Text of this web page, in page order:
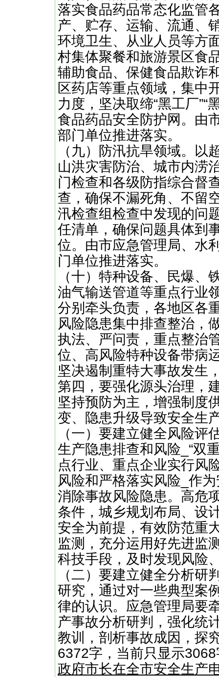
落实食品药品常态化监管
产、贮存、运输、流通、
环境卫生、从业人员等方
村集体聚餐和旅游景区食
辅助食品、保健食品欺诈
区药店等重点领域，集中
力度，坚决取缔“黑工厂”“
食品药品安全防护网。由
部门单位推进落实。
（九）防汛抗旱领域。以
山洪灾害防治、城市内涝
门检查和各级防指综合督
查，确保不漏死角、不留
汛检查组检查中发现的问
任清单，确保问题具体到
位。由市应急管理局、水
门单位推进落实。
（十）特种设备、民爆、
油气输送管道等重点行业
分别牵头负责，各地区各
风险隐患集中排查整治，
执法、严问责，重点整治
位、高风险特种设备带病
坚决遏制重特大事故发生
第四，要强化源头治理，
坚持预防为主，增强制度
变、隐患升级导致安全生
（一）要建立健全风险评
生产隐患排查和风险_“双
点行业、重点企业实行风
风险和严格落实风险_作
消除事故风险隐患。高危
条件，城乡规划布局、设
安全为前提，有效防范重
监测，充分运用好先进监
科技手段，及时发现风险
（二）要建立健全分析研
研究，通过对一些典型案
律的认识。应急管理局要
产事故分析研判，强化统
教训，剖析事故成因，
6372字，当前只显示
政府市长在全市安全生产